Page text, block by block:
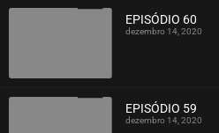
EPISÓDIO 60
dezembro 14, 2020
EPISÓDIO 59
dezembro 14, 2020